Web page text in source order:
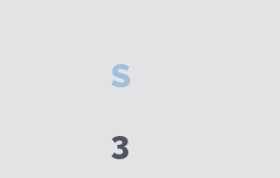
SSAMEDI
0
3